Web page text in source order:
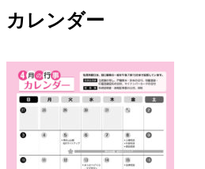
カレンダー